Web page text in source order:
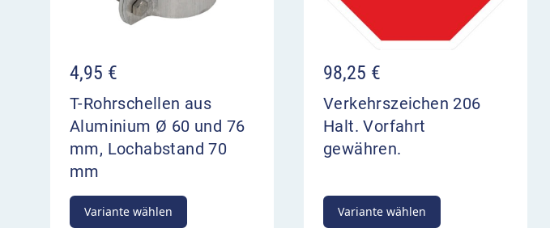
4,95 €
T-Rohrschellen aus
Aluminium Ø 60 und 76
mm, Lochabstand 70
mm
Variante wählen
98,25 €
Verkehrszeichen 206
Halt. Vorfahrt
gewähren.
Variante wählen